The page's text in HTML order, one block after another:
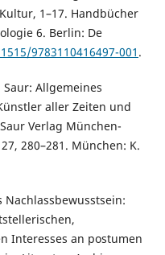
1–17. Handbücher
6. Berlin: De
9783110416497-001 .
Saur: Allgemeines
aller Zeiten und
Verlag München-
280–281. München: K.
Nachlassbewusstsein:
Interesses an postumen